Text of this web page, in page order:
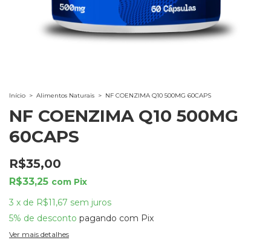
Início > Alimentos Naturais > NF COENZIMA Q10 500MG 60CAPS
NF COENZIMA Q10 500MG
60CAPS
R$35,00
R$33,25 com Pix
3 x de R$11,67 sem juros
5% de desconto pagando com Pix
Ver mais detalhes